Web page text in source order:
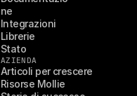
ne
Integrazioni
Librerie
Stato
AZIENDA
Articoli per crescere
Risorse Mollie